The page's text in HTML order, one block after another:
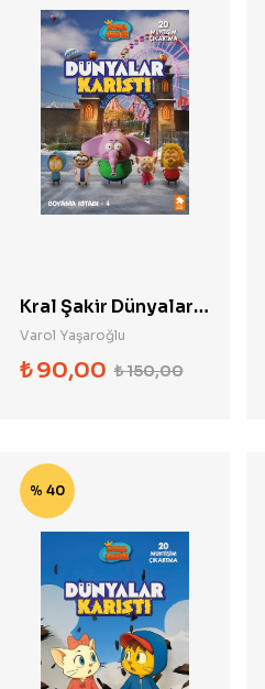
Kral Şakir Dünyalar
Karıştı Boyama
Kitabı 4
Varol Yaşaroğlu
₺150,00
₺90,00
% 40